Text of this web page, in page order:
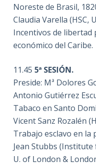
Noreste de Brasil,
Claudia Varella (HSC,
Incentivos de libertad
económico del Caribe.
11.45 5ª SESIÓN.
Preside: Mª Dolores
Antonio Gutiérrez
Tabaco en Santo
Vicent Sanz Rozalén
Trabajo esclavo en la
Jean Stubbs
U. of London &